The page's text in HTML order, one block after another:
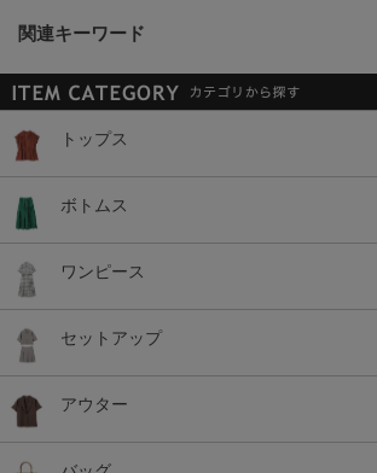
関連キーワード
トップス
ボトムス
ワンピース
セットアップ
アウター